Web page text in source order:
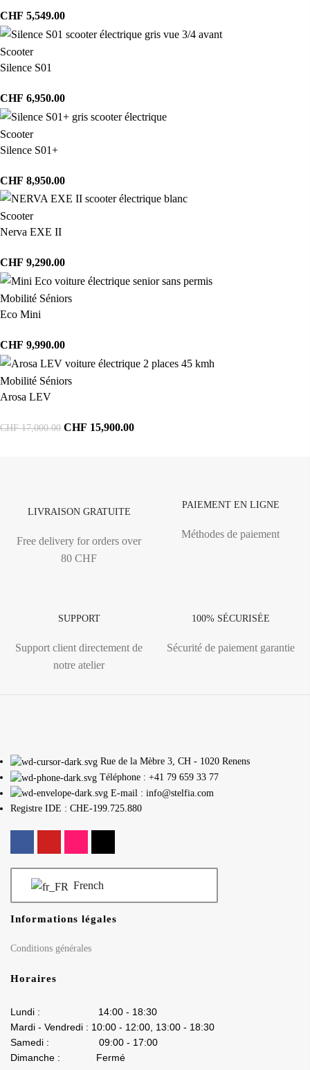
CHF 5,549.00
Scooter
Silence S01
CHF 6,950.00
Scooter
Silence S01+
CHF 8,950.00
Scooter
Nerva EXE II
CHF 9,290.00
Mobilité Séniors
Eco Mini
CHF 9,990.00
Mobilité Séniors
Arosa LEV
CHF17,000.00 CHF 15,900.00
LIVRAISON GRATUITE
Free delivery for orders over
80 CHF
PAIEMENT EN LIGNE
Méthodes de paiement
SUPPORT
Support client directement de
notre atelier
100% SÉCURISÉE
Sécurité de paiement garantie
Rue de la Mèbre 3, CH - 1020 Renens
Téléphone : +41 79 659 33 77
E-mail : info@stelfia.com
Registre IDE : CHE-199.725.880
French
Informations légales
Conditions générales
Horaires
Lundi : 14:00 - 18:30
Mardi - Vendredi : 10:00 - 12:00, 13:00 - 18:30
Samedi : 09:00 - 17:00
Dimanche : Fermé